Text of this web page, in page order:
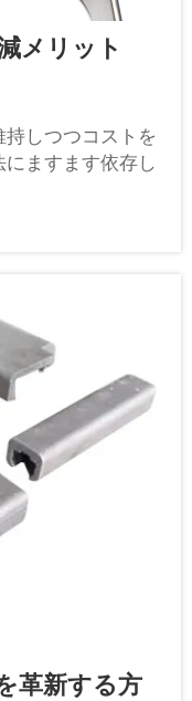
メリット
しつつコストを
ますます依存し
中でも、精密鋳
されており、生
します…
革新する方